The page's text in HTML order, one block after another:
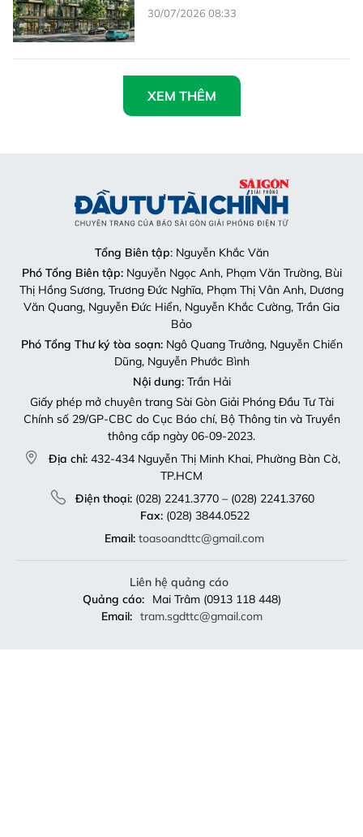
30/07/2026 08:33
XEM THÊM
Tổng Biên tập: Nguyễn Khắc Văn
Phó Tổng Biên tập:Nguyễn Ngọc Anh, Phạm Văn Trường, Bùi
Thị Hồng Sương, Trương Đức Nghĩa, Phạm Thị Vân Anh, Dương
Văn Quang, Nguyễn Đức Hiển, Nguyễn Khắc Cường, Trần Gia
Bảo
Phó Tổng Thư ký tòa soạn:Ngô Quang Trưởng, Nguyễn Chiến
Dũng, Nguyễn Phước Bình
Nội dung:Trần Hải
Giấy phép mở chuyên trang Sài Gòn Giải Phóng Đầu Tư Tài
Chính số 29/GP-CBC do Cục Báo chí, Bộ Thông tin và Truyền
thông cấp ngày 06-09-2023.
Địa chỉ: 432-434 Nguyễn Thị Minh Khai, Phường Bàn Cờ,
TP.HCM
Điện thoại:(028) 2241.3770 – (028) 2241.3760
Fax:(028) 3844.0522
Email: toasoandttc@gmail.com
Liên hệ quảng cáo
Quảng cáo:
Mai Trâm (0913 118 448)
Email: tram.sgdttc@gmail.com